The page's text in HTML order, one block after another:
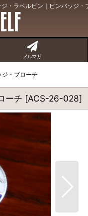
・ラペルピン｜ピンバッジ・
メルマガ
・ブローチ
ーチ [ACS-26-028]